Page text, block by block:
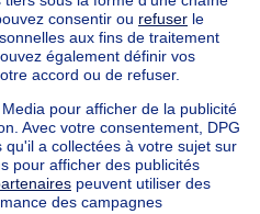
vendre Bruxelles ville
à vendre
à vendre
Ferme à vendre
Chalet à vendre
de campagne à vendre
Autres biens à vendre
à vendre
de la Belgique